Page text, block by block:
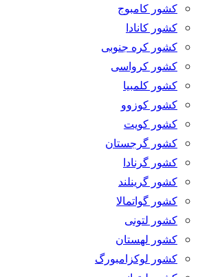
کشور کامبوج
کشور کانادا
کشور کره جنوبی
کشور کرواسی
کشور کلمبیا
کشور کوزوو
کشور کویت
کشور گرجستان
کشور گرنادا
کشور گرینلند
کشور گواتمالا
کشور لتونی
کشور لهستان
کشور لوکزامبورگ